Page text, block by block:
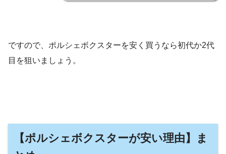
ですので、ポルシェボクスターを安く買うなら初代か2代
目を狙いましょう。
【ポルシェボクスターが安い理由】ま